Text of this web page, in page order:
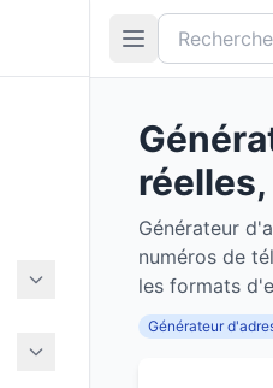
Générateur
numéros de
les formats
Générateur